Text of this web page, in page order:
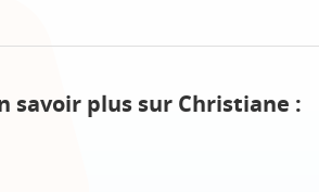
savoir plus sur Christiane :